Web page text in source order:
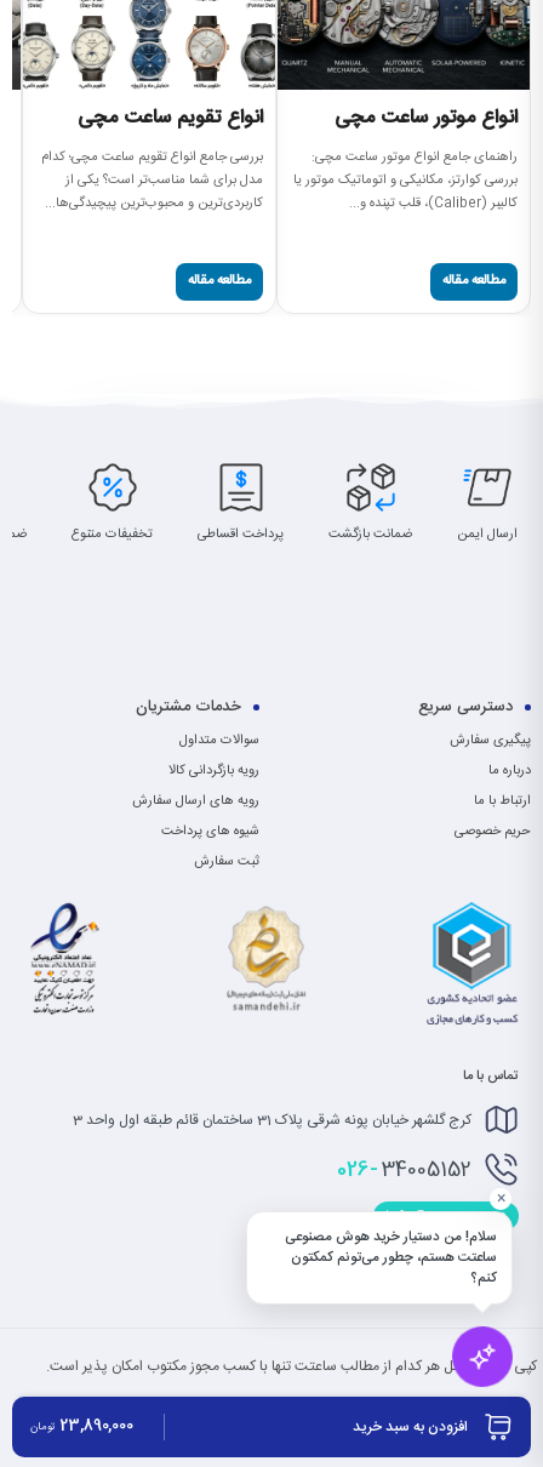
انواع موتور ساعت مچی
راهنمای جامع انواع موتور ساعت مچی:
بررسی کوارتز، مکانیکی و اتوماتیک موتور یا
کالیبر (Caliber)، قلب تپنده و...
مطالعه مقاله
انواع تقویم ساعت مچی
بررسی جامع انواع تقویم ساعت مچی؛ کدام
مدل برای شما مناسب‌تر است؟ یکی از
کاربردی‌ترین و محبوب‌ترین پیچیدگی‌ها...
مطالعه مقاله
افزودن به سبد خرید 23,890,000 تومان
ارسال ایمن ضمانت بازگشت پرداخت اقساطی تخفیفات متنوع
دسترسی سریع
پیگیری سفارش
درباره ما
ارتباط با ما
حریم خصوصی
خدمات مشتریان
سوالات متداول
رویه بازگردانی کالا
رویه های ارسال سفارش
شیوه های پرداخت
ثبت سفارش
تماس با ما
کرج گلشهر خیابان پونه شرقی پلاک 31 ساختمان قائم طبقه اول واحد 3
026-34005152
info@saatet.com
کپی بخش یا کل هر کدام از مطالب ساعتت تنها با کسب مجوز مکتوب امکان پذیر است.
سلام! من دستیار خرید هوش مصنوعی
ساعتت هستم، چطور می‌تونم کمکتون
کنم؟
×